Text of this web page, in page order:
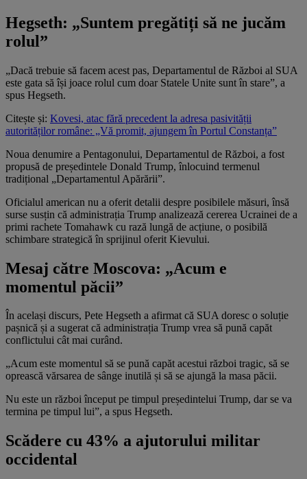
Hegseth: „Suntem pregătiți să ne jucăm
rolul”
„Dacă trebuie să facem acest pas, Departamentul de Război al SUA
este gata să își joace rolul cum doar Statele Unite sunt în stare”, a
spus Hegseth.
Citește și: Kovesi, atac fără precedent la adresa pasivității
autorităților române: „Vă promit, ajungem în Portul Constanța”
Noua denumire a Pentagonului, Departamentul de Război, a fost
propusă de președintele Donald Trump, înlocuind termenul
tradițional „Departamentul Apărării”.
Oficialul american nu a oferit detalii despre posibilele măsuri, însă
surse susțin că administrația Trump analizează cererea Ucrainei de a
primi rachete Tomahawk cu rază lungă de acțiune, o posibilă
schimbare strategică în sprijinul oferit Kievului.
Mesaj către Moscova: „Acum e
momentul păcii”
În același discurs, Pete Hegseth a afirmat că SUA doresc o soluție
pașnică și a sugerat că administrația Trump vrea să pună capăt
conflictului cât mai curând.
„Acum este momentul să se pună capăt acestui război tragic, să se
oprească vărsarea de sânge inutilă și să se ajungă la masa păcii.
Nu este un război început pe timpul președintelui Trump, dar se va
termina pe timpul lui”, a spus Hegseth.
Scădere cu 43% a ajutorului militar
occidental